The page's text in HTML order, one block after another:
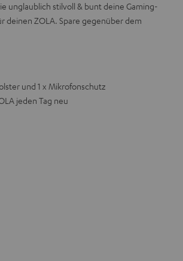
unglaublich stilvoll & bunt deine Gaming-
deinen ZOLA. Spare gegenüber dem
und 1 x Mikrofonschutz
jeden Tag neu